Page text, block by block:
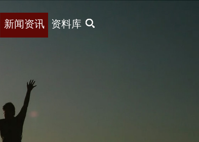
X
新闻资讯 资料库